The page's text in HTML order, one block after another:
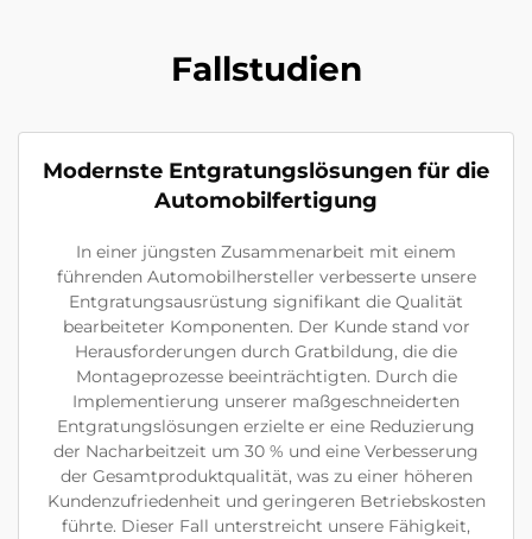
Fallstudien
Modernste Entgratungslösungen für die
Automobilfertigung
In einer jüngsten Zusammenarbeit mit einem
führenden Automobilhersteller verbesserte unsere
Entgratungsausrüstung signifikant die Qualität
bearbeiteter Komponenten. Der Kunde stand vor
Herausforderungen durch Gratbildung, die die
Montageprozesse beeinträchtigten. Durch die
Implementierung unserer maßgeschneiderten
Entgratungslösungen erzielte er eine Reduzierung
der Nacharbeitzeit um 30 % und eine Verbesserung
der Gesamtproduktqualität, was zu einer höheren
Kundenzufriedenheit und geringeren Betriebskosten
führte. Dieser Fall unterstreicht unsere Fähigkeit,